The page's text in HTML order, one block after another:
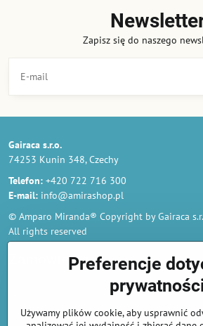
Zapisz się do naszego
Gairaca s.r.o.
74253 Kunin 348, Czechy
Telefon: +420 722 716 300
E-mail: info@amirashop.pl
© Amparo Miranda® Copyright by Gairaca
All rights reserved
Zamówienia
Polityka prywatności i ochrony danych
Preferencje
Używamy plików cookie, aby usprawnić